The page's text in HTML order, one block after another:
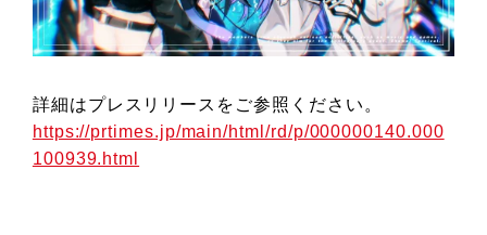
詳細はプレスリリースをご参照ください。
https://prtimes.jp/main/html/rd/p/000000140.000
100939.html